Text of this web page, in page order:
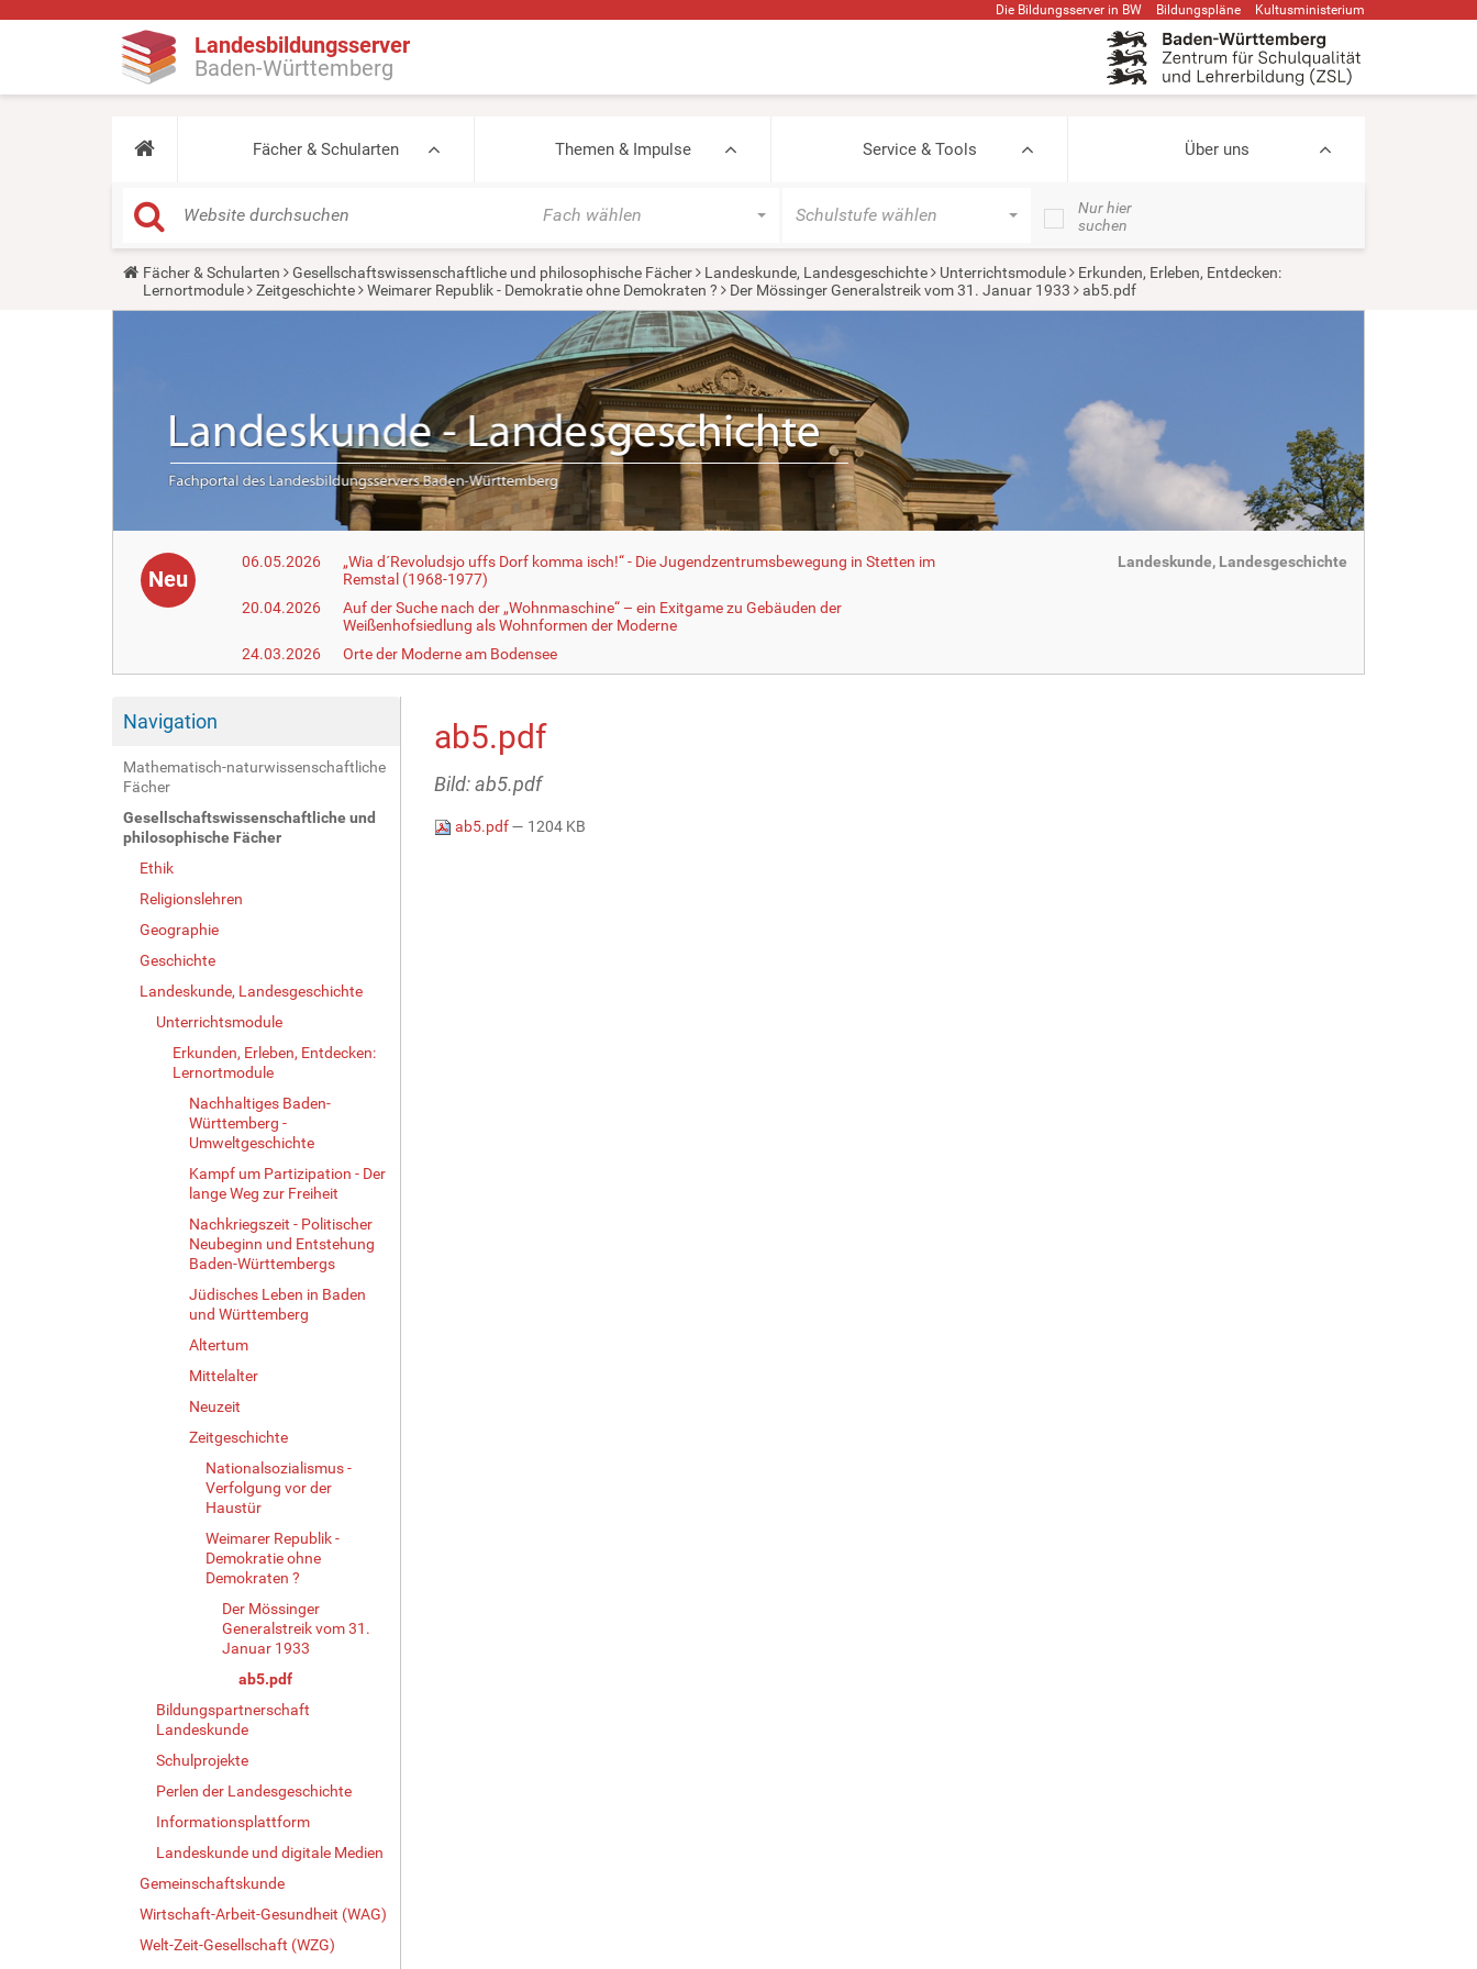
Die Bildungsserver in BW Bildungspläne Kultusministerium
Landesbildungsserver
Baden-Württemberg
Fächer & Schularten Themen & Impulse Service & Tools Über uns
Fach wählen Schulstufe wählen
Nur hier
suchen
Y
u
Fächer & Schularten Gesellschaftswissenschaftliche und philosophische Fächer Landeskunde, Landesgeschichte Unterrichtsmodule
Erkunden, Erleben, Entdecken:
Lernortmodule
Zeitgeschichte Weimarer Republik - Demokratie ohne Demokraten ? Der Mössinger Generalstreik vom 31. Januar 1933 ab5.pdf
Neu
06.05.2026
„Wia d´Revoludsjo uffs Dorf komma isch!“ - Die Jugendzentrumsbewegung in Stetten im
Remstal (1968-1977)
20.04.2026
Auf der Suche nach der „Wohnmaschine“ – ein Exitgame zu Gebäuden der
Weißenhofsiedlung als Wohnformen der Moderne
24.03.2026
Orte der Moderne am Bodensee
Landeskunde, Landesgeschichte
Navigation
Mathematisch-naturwissenschaftliche
Fächer
Gesellschaftswissenschaftliche und
philosophische Fächer
Ethik
Religionslehren
Geographie
Geschichte
Landeskunde, Landesgeschichte
Unterrichtsmodule
Erkunden, Erleben, Entdecken:
Lernortmodule
Nachhaltiges Baden-
Württemberg -
Umweltgeschichte
Kampf um Partizipation - Der
lange Weg zur Freiheit
Nachkriegszeit - Politischer
Neubeginn und Entstehung
Baden-Württembergs
Jüdisches Leben in Baden
und Württemberg
Altertum
Mittelalter
Neuzeit
Zeitgeschichte
Nationalsozialismus -
Verfolgung vor der
Haustür
Weimarer Republik -
Demokratie ohne
Demokraten ?
Der Mössinger
Generalstreik vom 31.
Januar 1933
ab5.pdf
Bildungspartnerschaft
Landeskunde
Schulprojekte
Perlen der Landesgeschichte
Informationsplattform
Landeskunde und digitale Medien
Gemeinschaftskunde
Wirtschaft-Arbeit-Gesundheit (WAG)
Welt-Zeit-Gesellschaft (WZG)
ab5.pdf
Bild: ab5.pdf
ab5.pdf— 1204 KB